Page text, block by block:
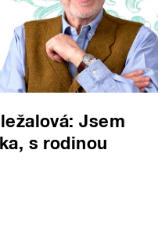
Jsem
s rodinou